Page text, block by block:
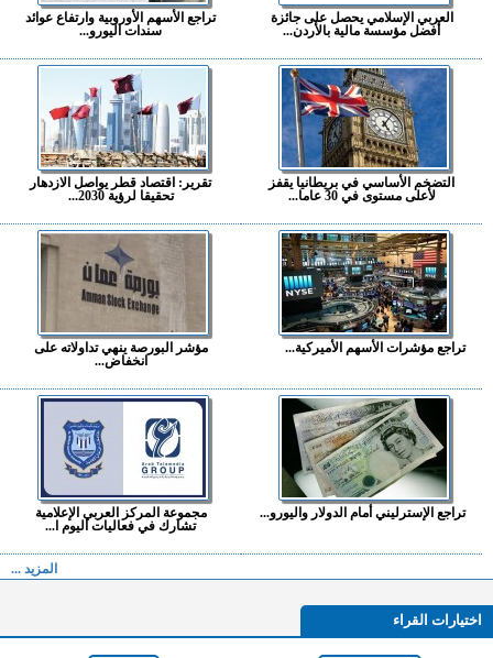
العربي الإسلامي يحصل على جائزة
أفضل مؤسسة مالية بالأردن...
تراجع الأسهم الأوروبية وارتفاع عوائد
سندات اليورو...
التضخم الأساسي في بريطانيا يقفز
لأعلى مستوى في 30 عاما...
تقرير: اقتصاد قطر يواصل الازدهار
تحقيقا لرؤية 2030...
تراجع مؤشرات الأسهم الأميركية...
مؤشر البورصة ينهي تداولاته على
انخفاض...
تراجع الإسترليني أمام الدولار واليورو...
مجموعة المركز العربي الإعلامية
تشارك في فعاليات اليوم ا...
المزيد ...
اختيارات القراء